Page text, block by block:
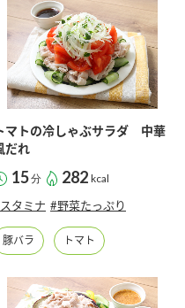
マトの冷しゃぶサラダ 中華
だれ
15分 282 kcal
タミナ #野菜たっぷり
豚バラ トマト